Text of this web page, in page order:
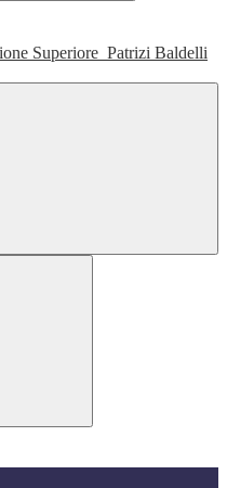
Superiore Patrizi Baldelli